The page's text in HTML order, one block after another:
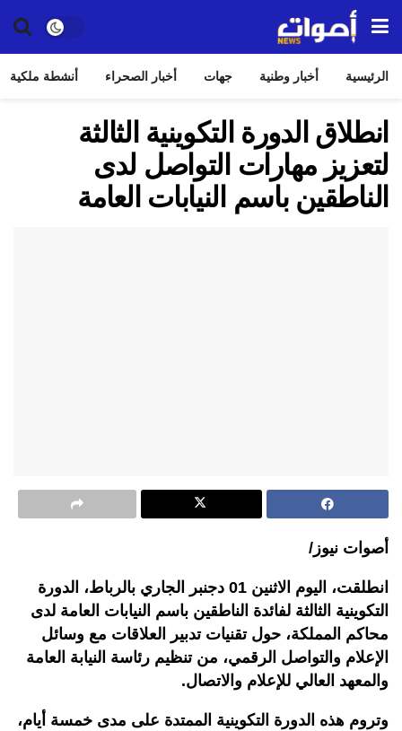
الرئيسية أخبار وطنية جهات أخبار الصحراء أنشطة ملكية
انطلاق الدورة التكوينية الثالثة
لتعزيز مهارات التواصل لدى
الناطقين باسم النيابات العامة
أصوات نيوز/
انطلقت، اليوم الاثنين 01 دجنبر الجاري بالرباط، الدورة
التكوينية الثالثة لفائدة الناطقين باسم النيابات العامة لدى
محاكم المملكة، حول تقنيات تدبير العلاقات مع وسائل
الإعلام والتواصل الرقمي، من تنظيم رئاسة النيابة العامة
والمعهد العالي للإعلام والاتصال.
وتروم هذه الدورة التكوينية الممتدة على مدى خمسة أيام،